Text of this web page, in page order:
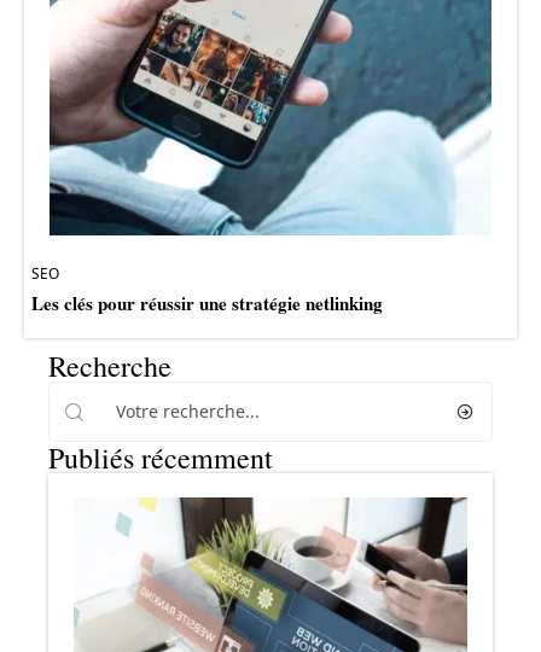
SEO
Les clés pour réussir une stratégie netlinking
Recherche
Publiés récemment